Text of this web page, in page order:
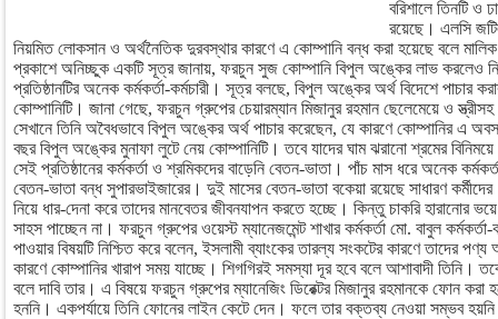
বরিশালে তিনটি ও
রয়েছে। এলসি
নিয়মিত লোকসান ও অর্থনৈতিক দুরবস্থার কারণে এ কোম্পানি বন্ধ করা হয়েছে বলে
প্রকাশে অনিচ্ছুক একটি সূত্র জানায়, ফরচুন সুজ কোম্পানি বিপুল অঙ্কের লাভ করলেও
প্রতিষ্ঠানটির অনেক কর্মকর্তা-কর্মচারী। সূত্র বলছে, বিপুল অঙ্কের অর্থ বিদেশে পাচার
কোম্পানিটি। জানা গেছে, ফরচুন গ্রুপের চেয়ারম্যান মিজানুর রহমান ছেলেমেয়ে ও
সেখানে তিনি অবৈধভাবে বিপুল অঙ্কের অর্থ পাচার করেছেন, যে কারণে কোম্পানির এ
বছর বিপুল অঙ্কের মুনাফা লুটে নেয় কোম্পানিটি। তবে যাদের ঘাম ঝরানো শ্রমের
সেই প্রতিষ্ঠানের কর্মকর্তা ও শ্রমিকদের বাড়েনি বেতন-ভাতা। পাঁচ মাস ধরে অনেক
বেতন-ভাতা বন্ধ সুপারভাইজারের। দুই মাসের বেতন-ভাতা বকেয়া রয়েছে সাধারণ
নিয়ে ধার-দেনা করে তাদের মানবেতর জীবনযাপন করতে হচ্ছে। কিন্তু চাকরি হারানোর
সাহস পাচ্ছেন না। ফরচুন গ্রুপের ওয়েস্ট ম্যানেজমেন্ট শাখার কর্মকর্তা মো. বাবুল
পাওয়ার বিষয়টি নিশ্চিত করে বলেন, ইসলামী ব্যাংকের তারল্য সংকটের কারণে তাদের
কারণে কোম্পানির খারাপ সময় যাচ্ছে। শিগগিরই সমস্যা দূর হবে বলে আশাবাদী তিনি।
বলে দাবি তার। এ বিষয়ে ফরচুন গ্রুপের ম্যানেজিং ডিরেক্টর মিজানুর রহমানকে ফোন
হননি। একপর্যায়ে তিনি ফোনের লাইন কেটে দেন। ফলে তার বক্তব্য নেওয়া সম্ভব